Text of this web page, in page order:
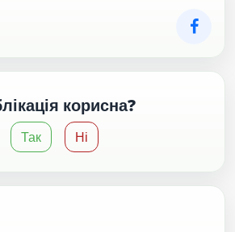
корисна?
Так Ні